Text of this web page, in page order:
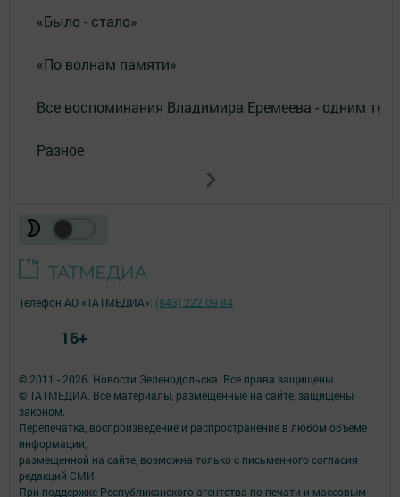
«Было - стало»
«По волнам памяти»
Все воспоминания Владимира Еремеева - одним
Разное
© 2011 - 2026. Новости Зеленодольска. Все права защищены.
© ТАТМЕДИА. Все материалы, размещенные на сайте, защищены
законом.
Перепечатка, воспроизведение и распространение в любом объеме
информации,
размещенной на сайте, возможна только с письменного согласия
редакций СМИ.
При поддержке Республиканского агентства по печати и массовым
Телефон АО «ТАТМЕДИА»: (843) 222 09 84
16+